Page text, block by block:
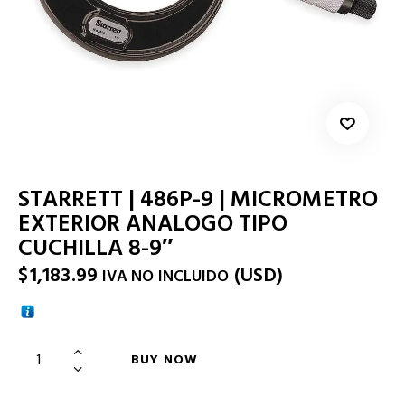
STARRETT | 486P-9 | MICROMETRO
EXTERIOR ANALOGO TIPO
CUCHILLA 8-9″
$1,183.99 IVA NO INCLUIDO (USD)
BUY NOW